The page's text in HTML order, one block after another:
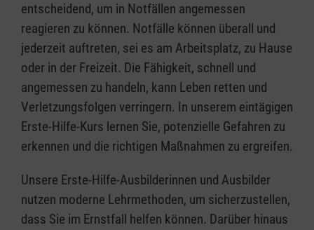
entscheidend, um in Notfällen angemessen
reagieren zu können. Notfälle können überall und
jederzeit auftreten, sei es am Arbeitsplatz, zu Hause
oder in der Freizeit. Die Fähigkeit, schnell und
angemessen zu handeln, kann Leben retten und
Verletzungsfolgen verringern. In unserem eintägigen
Erste-Hilfe-Kurs lernen Sie, potenzielle Gefahren zu
erkennen und die richtigen Maßnahmen zu ergreifen.
Unsere Erste-Hilfe-Ausbilderinnen und Ausbilder
nutzen moderne Lehrmethoden, um sicherzustellen,
dass Sie im Ernstfall helfen können. Darüber hinaus